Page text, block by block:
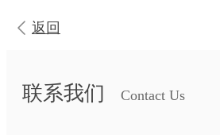
返回
联系我们 Contact Us